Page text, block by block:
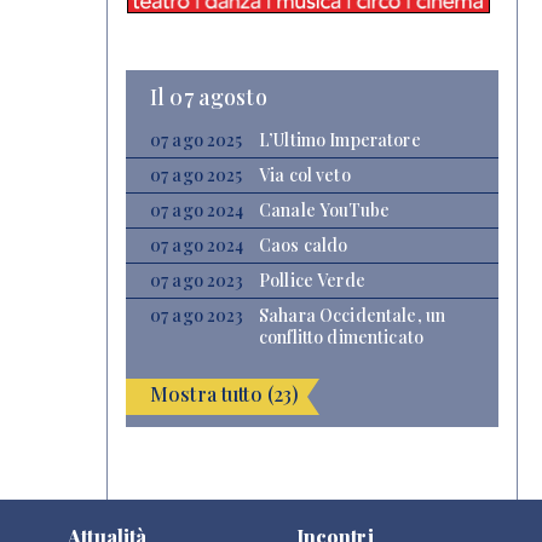
Il 07 agosto
07 ago 2025
L’Ultimo Imperatore
07 ago 2025
Via col veto
07 ago 2024
Canale YouTube
07 ago 2024
Caos caldo
07 ago 2023
Pollice Verde
07 ago 2023
Sahara Occidentale, un
conflitto dimenticato
Mostra tutto (23)
Attualità Incontri